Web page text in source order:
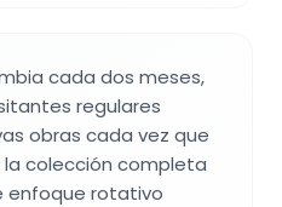
cada dos meses,
regulares
obras cada vez que
la colección completa
enfoque rotativo